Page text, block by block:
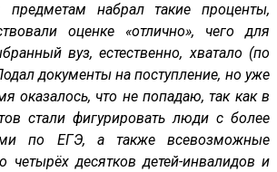
набрал такие проценты,
оценке «отлично», чего для
вуз, естественно, хватало (по
документы на поступление, но уже
оказалось, что не попадаю, так как в
стали фигурировать люди с более
по ЕГЭ, а также всевозможные
четырёх десятков детей-инвалидов и